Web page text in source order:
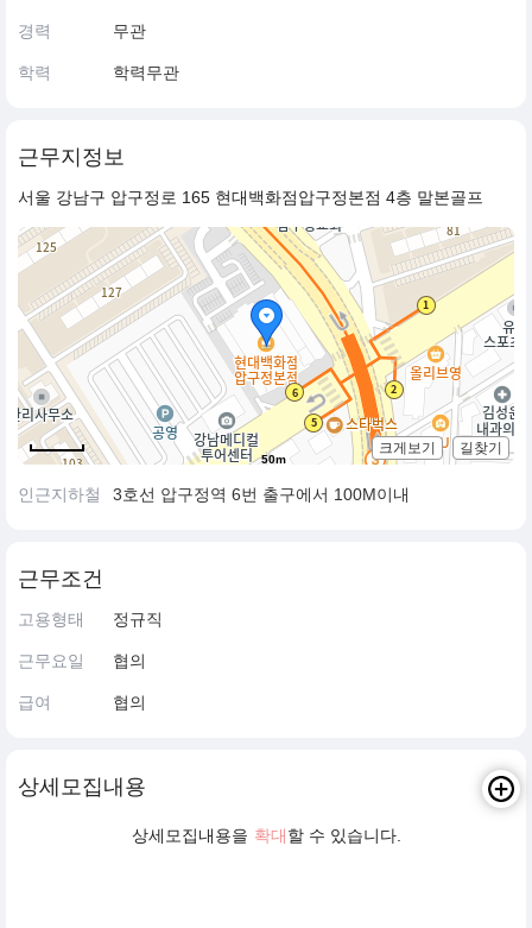
경력 무관
학력 학력무관
근무지정보
서울 강남구 압구정로 165 현대백화점압구정본점 4층 말본골프
50m
크게보기 길찾기
인근지하철 3호선 압구정역 6번 출구에서 100M이내
근무조건
고용형태 정규직
근무요일 협의
급여 협의
상세모집내용
상세모집내용을 확대할 수 있습니다.